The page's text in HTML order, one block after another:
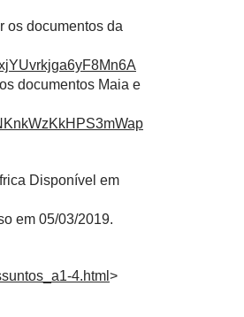
os documentos da
documentos Maia e
Disponível em
em 05/03/2019.
4.html >